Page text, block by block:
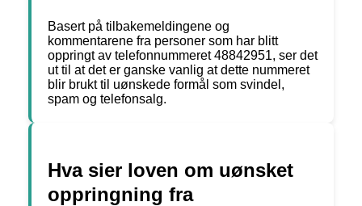
Basert på tilbakemeldingene og
kommentarene fra personer som har blitt
oppringt av telefonnummeret 48842951, ser det
ut til at det er ganske vanlig at dette nummeret
blir brukt til uønskede formål som svindel,
spam og telefonsalg.
Hva sier loven om uønsket
oppringning fra